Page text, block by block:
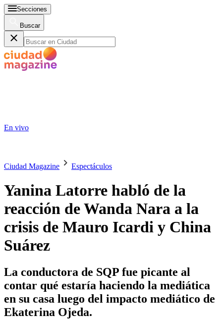
Secciones
Buscar
En vivo
Ciudad Magazine Espectáculos
Yanina Latorre habló de la
reacción de Wanda Nara a la
crisis de Mauro Icardi y China
Suárez
La conductora de SQP fue picante al
contar qué estaría haciendo la mediática
en su casa luego del impacto mediático de
Ekaterina Ojeda.